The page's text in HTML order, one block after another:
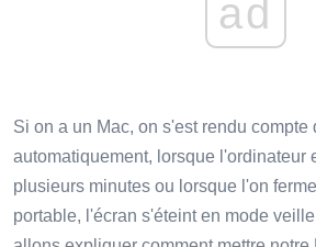
ad
Si on a un Mac, on s'est rendu compte
automatiquement, lorsque l'ordinateur
plusieurs minutes ou lorsque l'on
portable, l'écran s'éteint en mode